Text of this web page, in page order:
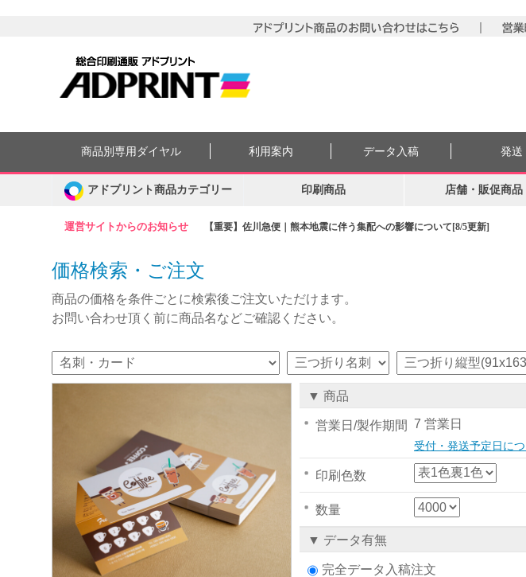
運営サイトからのお知らせ 【重要】佐川急便｜熊本地震に伴う集配への影響について[8/5更新]
商品別専用ダイヤル 利用案内 データ入稿 発送
アドプリント商品カテゴリー 印刷商品 店舗・販促商品
価格検索・ご注文
商品の価格を条件ごとに検索後ご注文いただけます。
お問い合わせ頂く前に商品名などご確認ください。
▼ 商品
営業日/製作期間 7 営業日
受付・発送予定日に
印刷色数
数量
▼ データ有無
完全データ入稿注文